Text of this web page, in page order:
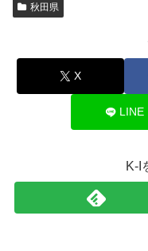
秋田県
X
LINE
K-I